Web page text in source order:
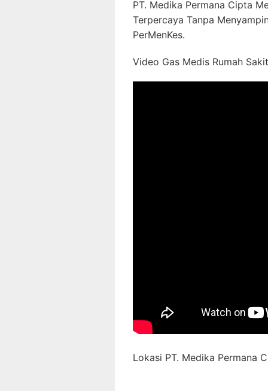
PT. Medika Permana Cipta
Terpercaya Tanpa
PerMenKes.
Video Gas Medis Rumah
Lokasi PT. Medika Permana